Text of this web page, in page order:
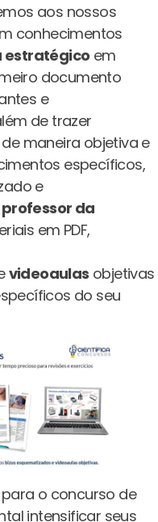
aos nossos
conhecimentos
estratégico em
documento
e
de trazer
maneira objetiva e
específicos,
e
da
em PDF,
videoaulas objetivas
do seu
o concurso de
intensificar seus